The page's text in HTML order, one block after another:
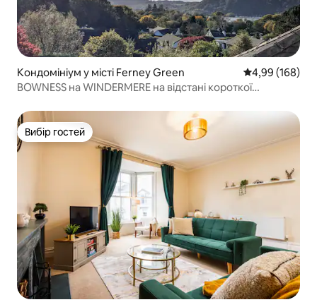
Кондомініум у місті Ferney Green Середня
4,99 (168)
BOWNESS на WINDERMERE на відстані короткої
Вибір гостей
Вибір гостей